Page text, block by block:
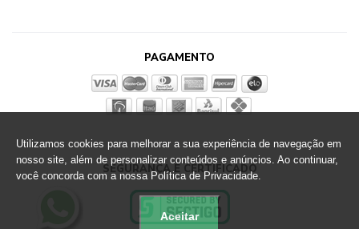
PAGAMENTO
SEGURANÇA E CERTIFICADO
Utilizamos cookies para melhorar a sua experiência de navegação em
nosso site, além de personalizar conteúdos e anúncios. Ao continuar,
você concorda com a nossa Política de Privacidade.
Aceitar